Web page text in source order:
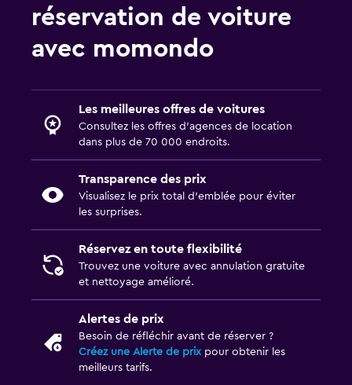
réservation de voiture
avec momondo
Les meilleures offres de voitures
Consultez les offres d’agences de location
dans plus de 70 000 endroits.
Transparence des prix
Visualisez le prix total d’emblée pour éviter
les surprises.
Réservez en toute flexibilité
Trouvez une voiture avec annulation gratuite
et nettoyage amélioré.
Alertes de prix
Besoin de réfléchir avant de réserver ?
Créez une Alerte de prixpour obtenir les
meilleurs tarifs.